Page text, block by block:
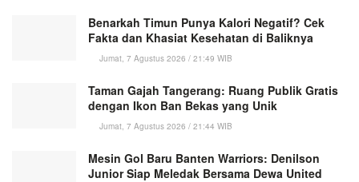
Benarkah Timun Punya Kalori Negatif? Cek
Fakta dan Khasiat Kesehatan di Baliknya
Jumat, 7 Agustus 2026 / 21:49 WIB
Taman Gajah Tangerang: Ruang Publik Gratis
dengan Ikon Ban Bekas yang Unik
Jumat, 7 Agustus 2026 / 21:44 WIB
Mesin Gol Baru Banten Warriors: Denilson
Junior Siap Meledak Bersama Dewa United